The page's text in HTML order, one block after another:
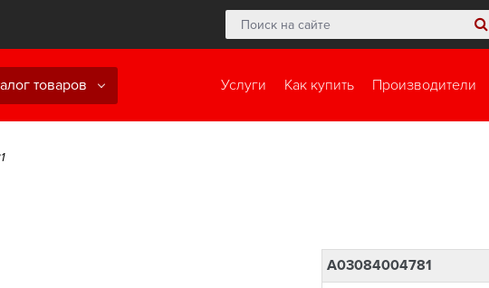
Услуги Как купить Производители
товаров
A03084004781